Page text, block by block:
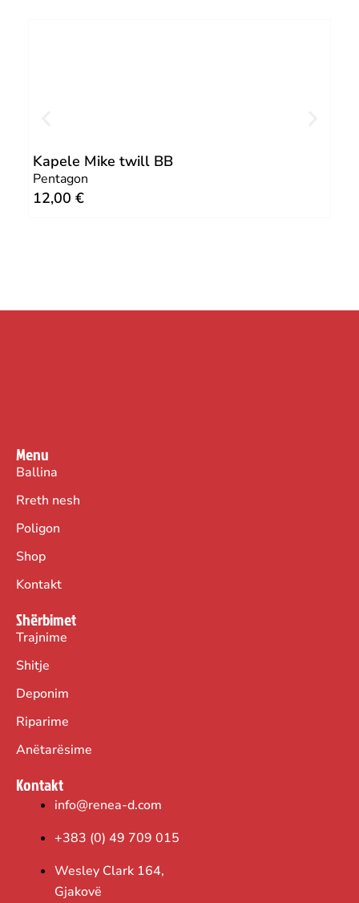
Kapele Mike twill BB
Pentagon
12,00 €
Menu
Ballina
Rreth nesh
Poligon
Shop
Kontakt
Shërbimet
Trajnime
Shitje
Deponim
Riparime
Anëtarësime
Kontakt
info@renea-d.com
+383 (0) 49 709 015
Wesley Clark 164,
Gjakovë